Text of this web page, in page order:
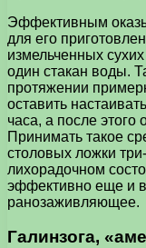
Эффективным
для его
измельченных
один стакан воды.
протяжении
оставить
часа, а после этого
Принимать такое
столовых ложки
лихорадочном
эффективно еще и
ранозаживляющее.
Галинзога,